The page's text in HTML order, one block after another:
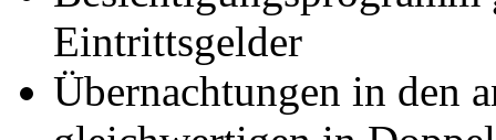
Eintrittsgelder
Übernachtungen in den